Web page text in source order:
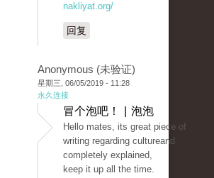
nakliyat.org/
回复
Anonymous (未验证)
星期三, 06/05/2019 - 11:28
永久连接
冒个泡吧！ | 泡泡
Hello mates, its great piece of
writing regarding cultureand
completely explained,
keep it up all the time.